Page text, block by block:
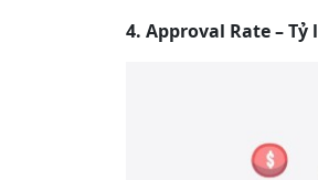
4. Approval Rate –